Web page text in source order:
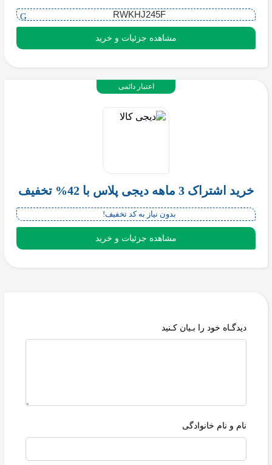
RWKHJ245F
مشاهده جزئیات و خرید
خرید اشتراک 3 ماهه دیجی پلاس با 42% تخفیف
بدون نیاز به کد تخفیف!
مشاهده جزئیات و خرید
اعتبار دائمی
دیدگـاه خود را بـیان کـنید
نام و نام خانوادگی